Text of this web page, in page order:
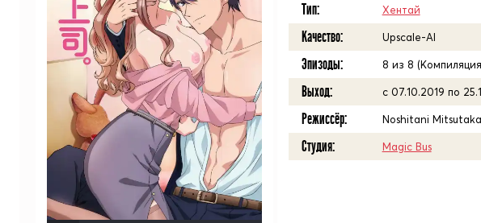
Тип: Хентай
Качество: Upscale-AI
Эпизоды: 8 из 8
Выход: с 07.10.2019 по
Режиссёр: Noshitani Mitsutaka
Студия: Magic Bus